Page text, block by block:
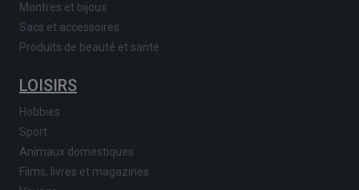
Montres et bijoux
Sacs et accessoires
Produits de beauté et santé
LOISIRS
Hobbies
Sport
Animaux domestiques
Films, livres et magazines